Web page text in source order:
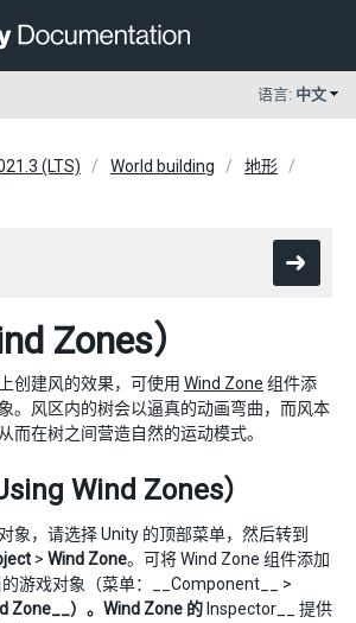
语言: 中文
(LTS) World building
地形
Zones）
创建风的效果，可使用 Wind Zone 组件添
。风区内的树会以逼真的动画弯曲，而风本
而在树之间营造自然的运动模式。
Wind Zones）
象，请选择 Unity 的顶部菜单，然后转到
> Wind Zone。可将 Wind Zone 组件添加
游戏对象（菜单：__Component__ >
Zone__）。Wind Zone 的 Inspector__ 提供